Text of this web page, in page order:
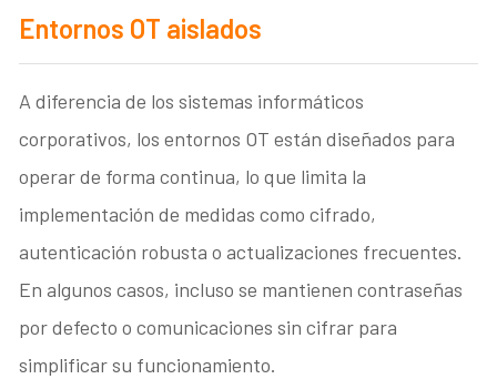
Entornos OT aislados
A diferencia de los sistemas informáticos
corporativos, los entornos OT están diseñados para
operar de forma continua, lo que limita la
implementación de medidas como cifrado,
autenticación robusta o actualizaciones frecuentes.
En algunos casos, incluso se mantienen contraseñas
por defecto o comunicaciones sin cifrar para
simplificar su funcionamiento.